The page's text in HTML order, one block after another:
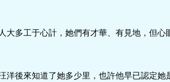
大多工于心計，她們有才華、有見地，但
後來知道了她多少里，也許他早已認定她